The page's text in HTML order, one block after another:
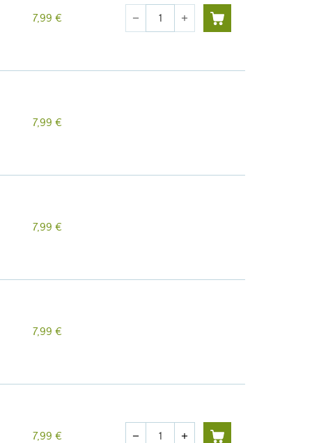
7,99 € Cantidad
remove add
7,99 €
7,99 €
7,99 €
7,99 € Cantidad
remove add